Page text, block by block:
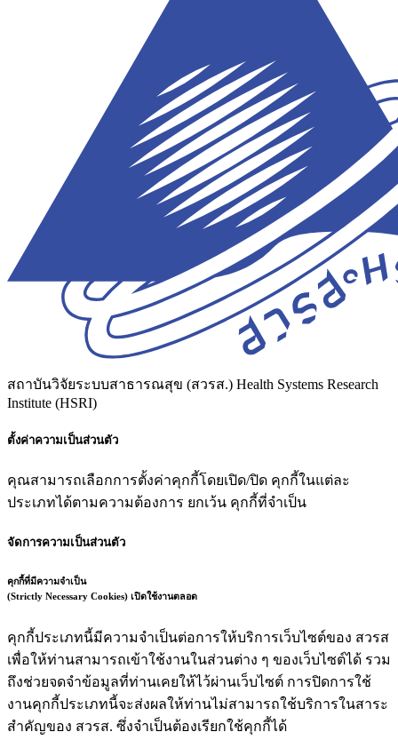
สถาบันวิจัยระบบสาธารณสุข (สวรส.) Health Systems Research
Institute (HSRI)
ตั้งค่าความเป็นส่วนตัว
คุณสามารถเลือกการตั้งค่าคุกกี้โดยเปิด/ปิด คุกกี้ในแต่ละ
ประเภทได้ตามความต้องการ ยกเว้น คุกกี้ที่จำเป็น
จัดการความเป็นส่วนตัว
คุกกี้ที่มีความจำเป็น
(Strictly Necessary Cookies) เปิดใช้งานตลอด
คุกกี้ประเภทนี้มีความจำเป็นต่อการให้บริการเว็บไซต์ของ สวรส
เพื่อให้ท่านสามารถเข้าใช้งานในส่วนต่าง ๆ ของเว็บไซต์ได้ รวม
ถึงช่วยจดจำข้อมูลที่ท่านเคยให้ไว้ผ่านเว็บไซต์ การปิดการใช้
งานคุกกี้ประเภทนี้จะส่งผลให้ท่านไม่สามารถใช้บริการในสาระ
สำคัญของ สวรส. ซึ่งจำเป็นต้องเรียกใช้คุกกี้ได้